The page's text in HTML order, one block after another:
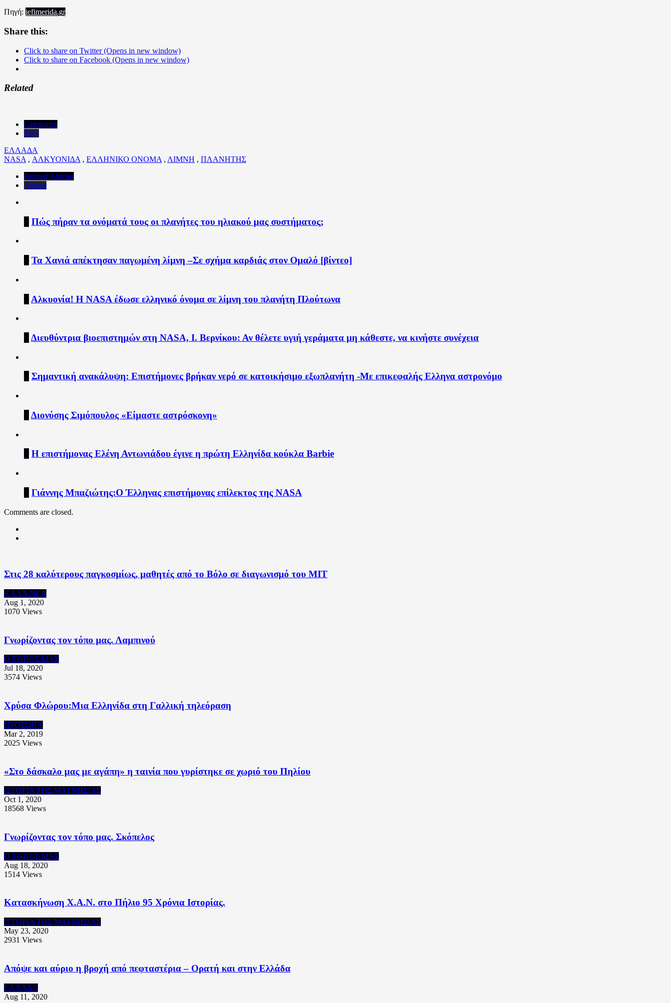
Πηγή: iefimerida.gr
Share this:
Click to share on Twitter (Opens in new window)
Click to share on Facebook (Opens in new window)
Related
Categories
Tags
ΕΛΛΑΔΑ
NASA , ΑΛΚΥΟΝΙΔΑ , ΕΛΛΗΝΙΚΟ ΟΝΟΜΑ , ΛΙΜΝΗ , ΠΛΑΝΗΤΗΣ
Related Articles
Author
Πώς πήραν τα ονόματά τους οι πλανήτες του ηλιακού μας συστήματος;
Τα Χανιά απέκτησαν παγωμένη λίμνη –Σε σχήμα καρδιάς στον Ομαλό [βίντεο]
Αλκυονία! Η NASA έδωσε ελληνικό όνομα σε λίμνη του πλανήτη Πλούτωνα
Διευθύντρια βιοεπιστημών στη ΝASA, Ι. Βερνίκου: Αν θέλετε υγιή γεράματα μη κάθεστε, να κινήστε συνέχεια
Σημαντική ανακάλυψη: Επιστήμονες βρήκαν νερό σε κατοικήσιμο εξωπλανήτη -Με επικεφαλής Ελληνα αστρονόμο
Διονύσης Σιμόπουλος «Είμαστε αστρόσκονη»
Η επιστήμονας Ελένη Αντωνιάδου έγινε η πρώτη Ελληνίδα κούκλα Barbie
Γιάννης Μπαζιώτης:Ο Έλληνας επιστήμονας επίλεκτος της NASA
Comments are closed.
Στις 28 καλύτερους παγκοσμίως, μαθητές από το Βόλο σε διαγωνισμό του ΜΙΤ
ΚΑΛΑ ΝΕΑ
Aug 1, 2020
1070 Views
Γνωρίζοντας τον τόπο μας. Λαμπινού
Ο ΤΟΠΟΣ ΜΑΣ
Jul 18, 2020
3574 Views
Χρύσα Φλώρου:Μια Ελληνίδα στη Γαλλική τηλεόραση
ΠΡΟΣΩΠΑ
Mar 2, 2019
2025 Views
«Στο δάσκαλο μας με αγάπη» η ταινία που γυρίστηκε σε χωριό του Πηλίου
ΙΣΤΟΡΙΑ ΤΗΣ ΜΑΓΝΗΣΙΑΣ
Oct 1, 2020
18568 Views
Γνωρίζοντας τον τόπο μας. Σκόπελος
Ο ΤΟΠΟΣ ΜΑΣ
Aug 18, 2020
1514 Views
Κατασκήνωση Χ.Α.Ν. στο Πήλιο 95 Χρόνια Ιστορίας.
ΙΣΤΟΡΙΑ ΤΗΣ ΜΑΓΝΗΣΙΑΣ
May 23, 2020
2931 Views
Απόψε και αύριο η βροχή από πεφταστέρια – Ορατή και στην Ελλάδα
ΕΛΛΑΔΑ
Aug 11, 2020